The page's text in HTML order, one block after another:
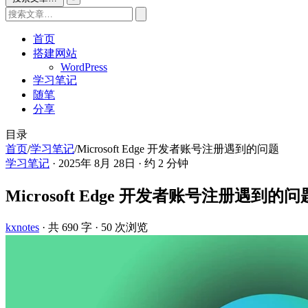
首页
搭建网站
WordPress
学习笔记
随笔
分享
目录
首页/学习笔记/Microsoft Edge 开发者账号注册遇到的问题
学习笔记 · 2025年 8月 28日 · 约 2 分钟
Microsoft Edge 开发者账号注册遇到的问
kxnotes · 共 690 字 · 50 次浏览